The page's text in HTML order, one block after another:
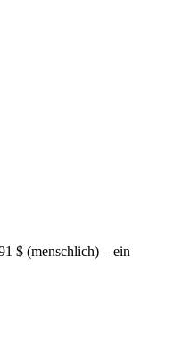
$ (menschlich) – ein